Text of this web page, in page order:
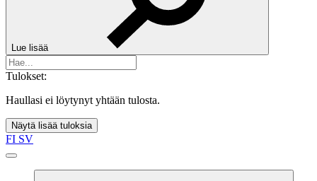
Lue lisää
Tulokset:
Haullasi ei löytynyt yhtään tulosta.
Näytä lisää tuloksia
FI SV